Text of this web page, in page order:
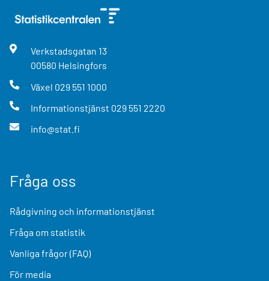
Verkstadsgatan 13
00580 Helsingfors
Växel 029 551 1000
Informationstjänst 029 551 2220
info@stat.fi
Fråga oss
Rådgivning och informationstjänst
Fråga om statistik
Vanliga frågor (FAQ)
För media